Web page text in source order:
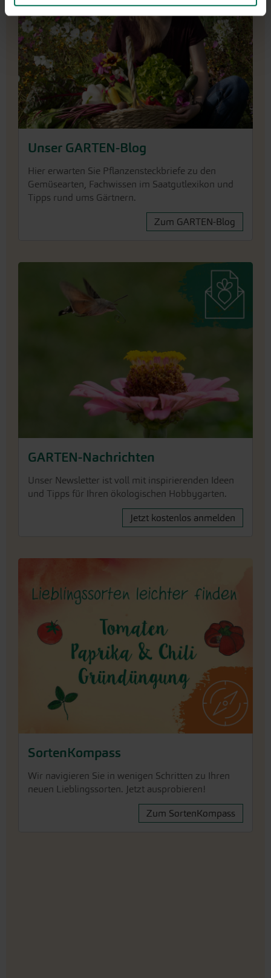
Unser GARTEN-Blog
Hier erwarten Sie Pflanzensteckbriefe zu den
Gemüsearten, Fachwissen im Saatgutlexikon und
Tipps rund ums Gärtnern.
GARTEN-Nachrichten
Unser Newsletter ist voll mit inspirierenden Ideen
und Tipps für Ihren ökologischen Hobbygarten.
SortenKompass
Wir navigieren Sie in wenigen Schritten zu Ihren
neuen Lieblingssorten. Jetzt ausprobieren!